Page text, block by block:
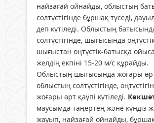
найзағай ойнайды, облыстың
солтүстігінде бұршақ түседі,
деп күтіледі. Облыстың
солтүстігінде, шығысында
шығыстан оңтүстік-батысқа
желдің екпіні 15-20 м/с құрайды.
Облыстың шығысында жоғары
облыстың солтүстігінде,
жоғары өрт қаупі күтіледі.
маусымда таңертең және күндіз
жауып, найзағай ойнайды, бұршақ